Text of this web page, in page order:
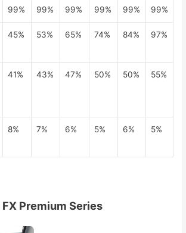
99% 99% 99% 99% 99% 99%
45% 53% 65% 74% 84% 97%
41% 43% 47% 50% 50% 55%
8% 7% 6% 5% 6% 5%
FX Premium Series